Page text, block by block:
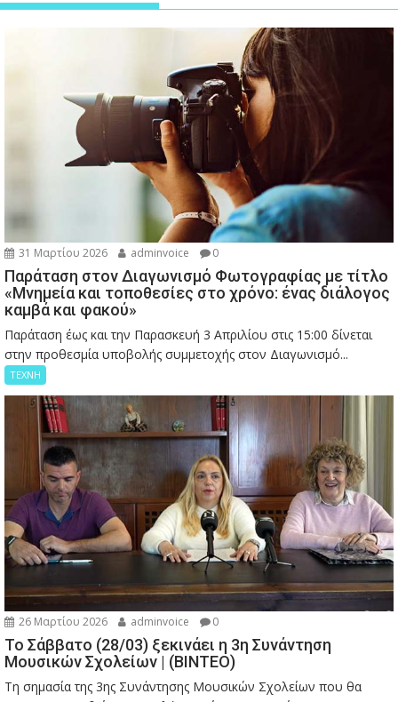
31 Μαρτίου 2026 adminvoice 0
Παράταση στον Διαγωνισμό Φωτογραφίας με τίτλο
«Μνημεία και τοποθεσίες στο χρόνο: ένας διάλογος
καμβά και φακού»
Παράταση έως και την Παρασκευή 3 Απριλίου στις 15:00 δίνεται
στην προθεσμία υποβολής συμμετοχής στον Διαγωνισμό...
ΤΕΧΝΗ
26 Μαρτίου 2026 adminvoice 0
Το Σάββατο (28/03) ξεκινάει η 3η Συνάντηση
Μουσικών Σχολείων | (ΒΙΝΤΕΟ)
Τη σημασία της 3ης Συνάντησης Μουσικών Σχολείων που θα